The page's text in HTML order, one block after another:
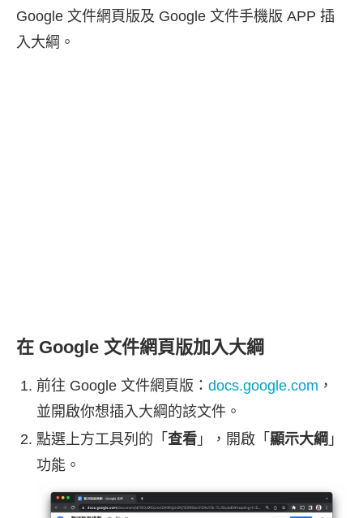
Google 文件網頁版及 Google 文件手機版 APP 插
入大綱。
在 Google 文件網頁版加入大綱
前往 Google 文件網頁版： docs.google.com ，
並開啟你想插入大綱的該文件。
點選上方工具列的「 查看 」，開啟「 顯示大綱 」
功能。